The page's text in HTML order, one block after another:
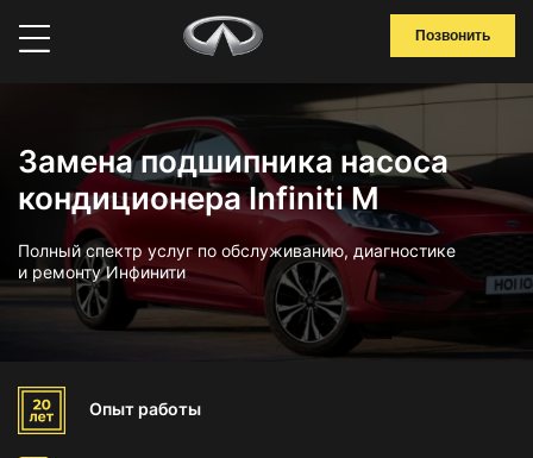
Позвонить
Замена подшипника насоса
кондиционера Infiniti M
Полный спектр услуг по обслуживанию, диагностике
и ремонту Инфинити
Опыт работы